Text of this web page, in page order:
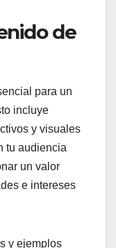
de
para un
incluye
y visuales
tu audiencia
un valor
e intereses
y ejemplos